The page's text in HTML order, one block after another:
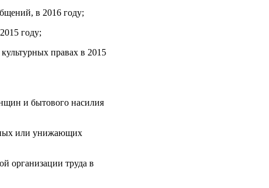
в 2016 году;
году;
правах в 2015
и бытового насилия
или унижающих
организации труда в